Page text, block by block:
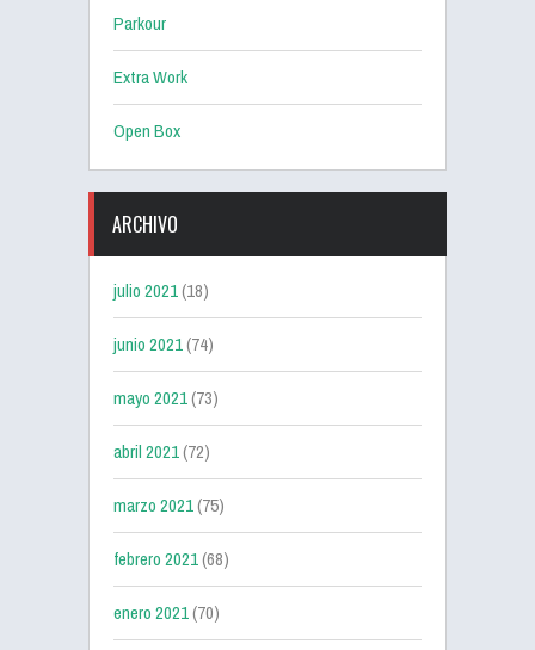
Parkour
Extra Work
Open Box
ARCHIVO
julio 2021(18)
junio 2021(74)
mayo 2021(73)
abril 2021(72)
marzo 2021(75)
febrero 2021(68)
enero 2021(70)